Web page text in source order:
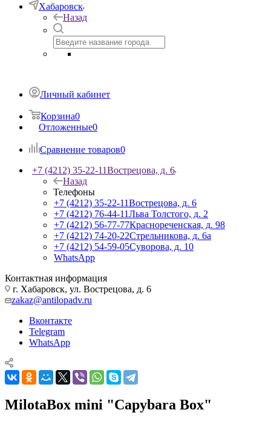
Хабаровск
Назад
Личный кабинет
Корзина0
Отложенные0
Сравнение товаров0
+7 (4212) 35-22-11Вострецова, д. 6
Назад
Телефоны
+7 (4212) 35-22-11Вострецова, д. 6
+7 (4212) 76-44-11Льва Толстого, д. 2
+7 (4212) 56-77-77Краснореченская, д. 98
+7 (4212) 74-20-22Стрельникова, д. 6а
+7 (4212) 54-59-05Суворова, д. 10
WhatsApp
Контактная информация
г. Хабаровск, ул. Вострецова, д. 6
zakaz@antilopadv.ru
Вконтакте
Telegram
WhatsApp
MilotaBox mini "Capybara Box"